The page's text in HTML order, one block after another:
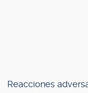
Reacciones